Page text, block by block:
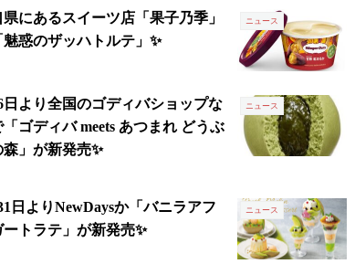
県にあるスイーツ店「果子乃季」
魅惑のザッハトルテ」✨
ニュース
日より全国のゴディバショップな
「ゴディバ meets あつまれ どうぶ
森」が新発売✨
ニュース
日よりNewDaysか「バニラアフ
ートラテ」が新発売✨
ニュース